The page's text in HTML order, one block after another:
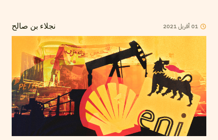
نجلاء بن صالح 01أفريل2021